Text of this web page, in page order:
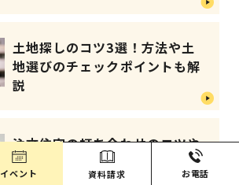
土地探しのコツ3選！方法や土
地選びのチェックポイントも解
説
注文住宅の打ち合わせのコツや
注意点は？契約前から引き渡し
イベント 資料請求 お電話